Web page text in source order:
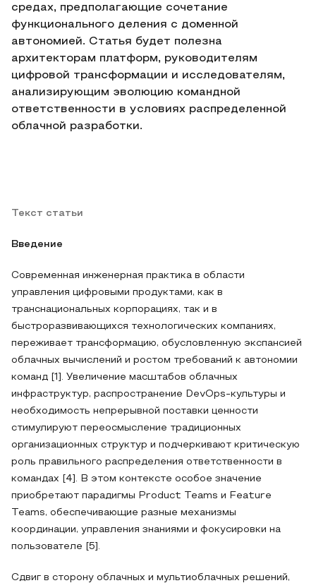
средах, предполагающие сочетание
функционального деления с доменной
автономией. Статья будет полезна
архитекторам платформ, руководителям
цифровой трансформации и исследователям,
анализирующим эволюцию командной
ответственности в условиях распределенной
облачной разработки.
Текст статьи
Введение
Современная инженерная практика в области
управления цифровыми продуктами, как в
транснациональных корпорациях, так и в
быстроразвивающихся технологических компаниях,
переживает трансформацию, обусловленную экспансией
облачных вычислений и ростом требований к автономии
команд [1]. Увеличение масштабов облачных
инфраструктур, распространение DevOps-культуры и
необходимость непрерывной поставки ценности
стимулируют переосмысление традиционных
организационных структур и подчеркивают критическую
роль правильного распределения ответственности в
командах [4]. В этом контексте особое значение
приобретают парадигмы Product Teams и Feature
Teams, обеспечивающие разные механизмы
координации, управления знаниями и фокусировки на
пользователе [5].
Сдвиг в сторону облачных и мультиоблачных решений,